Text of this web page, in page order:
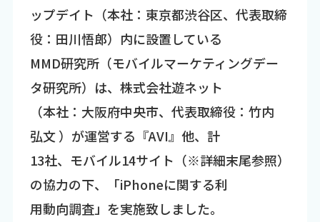
ップデイト（本社：東京都渋谷区、代表取締
役：田川悟郎）内に設置している
MMD研究所（モバイルマーケティングデー
タ研究所）は、株式会社遊ネット
（本社：大阪府中央市、代表取締役：竹内
弘文 ）が運営する『AVI』他、計
13社、モバイル14サイト（※詳細末尾参照）
の協力の下、「iPhoneに関する利
用動向調査」を実施致しました。